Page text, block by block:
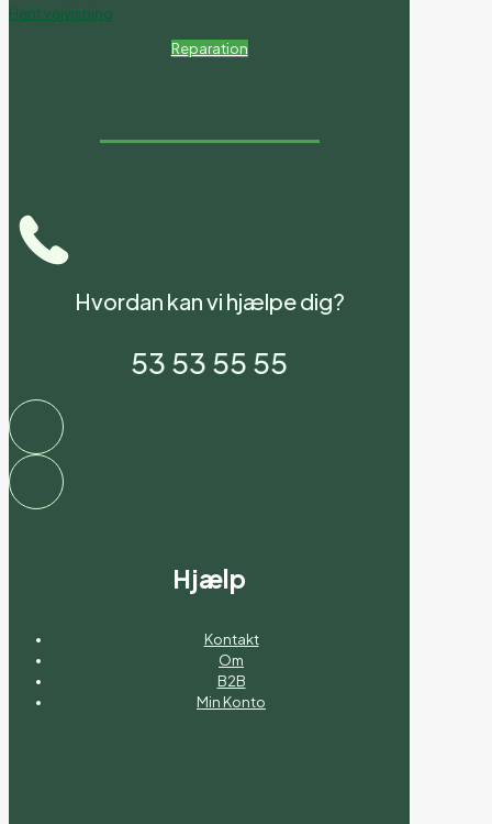
Hent vejvisning
Reparation
Hvordan kan vi hjælpe dig?
53 53 55 55
Hjælp
Kontakt
Om
B2B
Min Konto